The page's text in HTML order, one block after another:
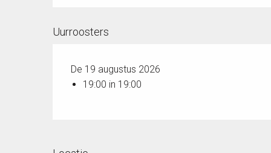
Uurroosters
De 19 augustus 2026
19:00 in 19:00